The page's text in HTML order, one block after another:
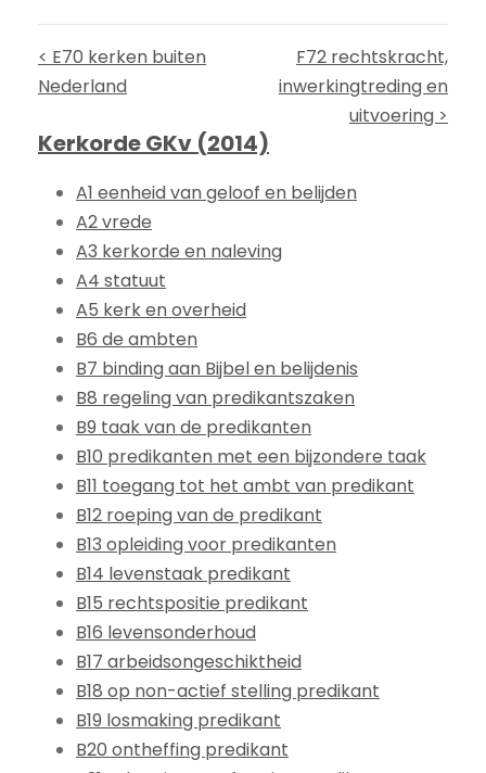
< E70 kerken buiten
Nederland
F72 rechtskracht,
inwerkingtreding en
uitvoering >
Kerkorde GKv (2014)
A1 eenheid van geloof en belijden
A2 vrede
A3 kerkorde en naleving
A4 statuut
A5 kerk en overheid
B6 de ambten
B7 binding aan Bijbel en belijdenis
B8 regeling van predikantszaken
B9 taak van de predikanten
B10 predikanten met een bijzondere taak
B11 toegang tot het ambt van predikant
B12 roeping van de predikant
B13 opleiding voor predikanten
B14 levenstaak predikant
B15 rechtspositie predikant
B16 levensonderhoud
B17 arbeidsongeschiktheid
B18 op non-actief stelling predikant
B19 losmaking predikant
B20 ontheffing predikant